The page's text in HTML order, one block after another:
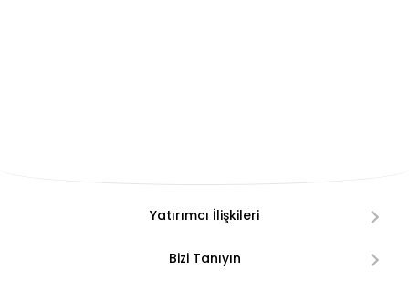
Yatırımcı İlişkileri
Bizi Tanıyın